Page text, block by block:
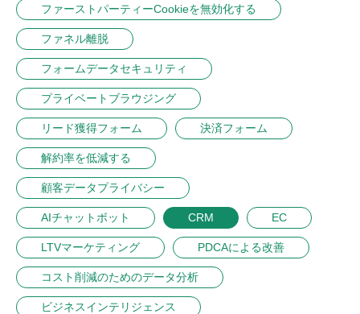
ファーストパーティーCookieを無効化する
ファネル離脱
フォームデータセキュリティ
プライベートブラウジング
リード獲得フォーム 決済フォーム
解約率を低減する
顧客データプライバシー
AIチャットボット CRM EC
LTVマーケティング PDCAによる改善
コスト削減のためのデータ分析
ビジネスインテリジェンス